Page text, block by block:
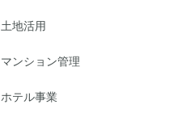
⼟地活⽤
マンション管理
ホテル事業